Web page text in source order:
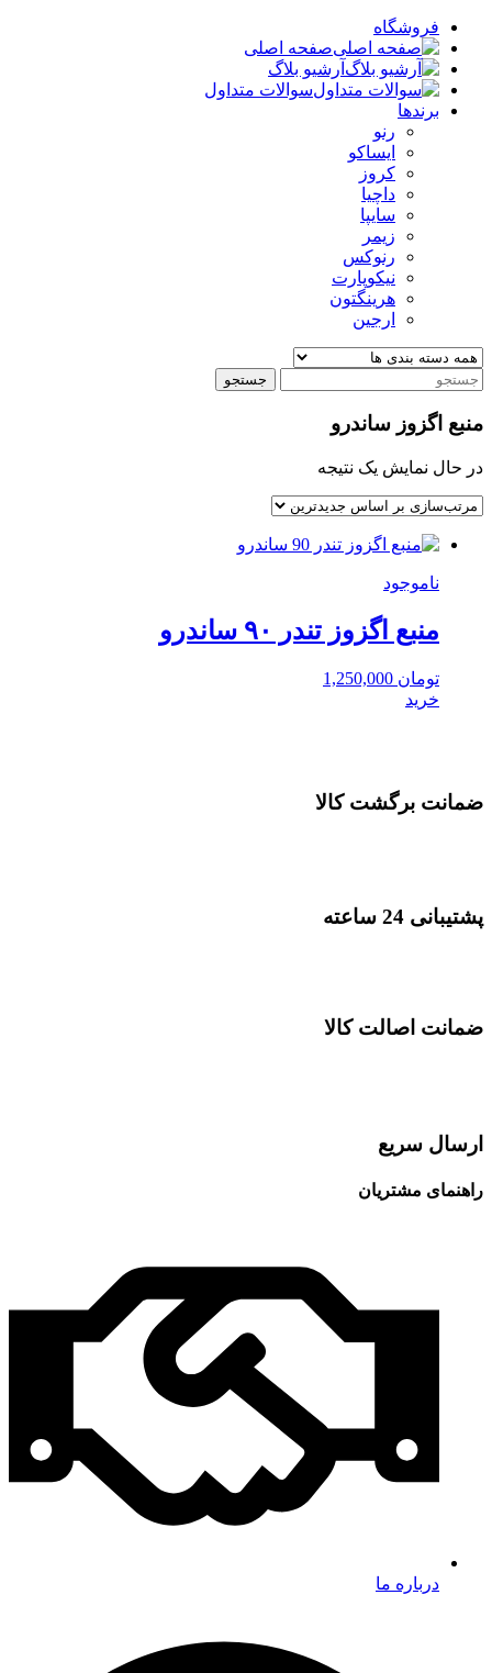
فروشگاه
صفحه اصلی
آرشیو بلاگ
سوالات متداول
برندها
رنو
ایساکو
کروز
داچیا
سایپا
زیمر
رنوکس
نیکوپارت
هرینگتون
ارجین
جستجو
منبع اگزوز ساندرو
در حال نمایش یک نتیجه
ناموجود
منبع اگزوز تندر ۹۰ ساندرو
تومان
خرید
ضمانت برگشت کالا
پشتیبانی 24 ساعته
ضمانت اصالت کالا
ارسال سریع
راهنمای مشتریان
درباره ما